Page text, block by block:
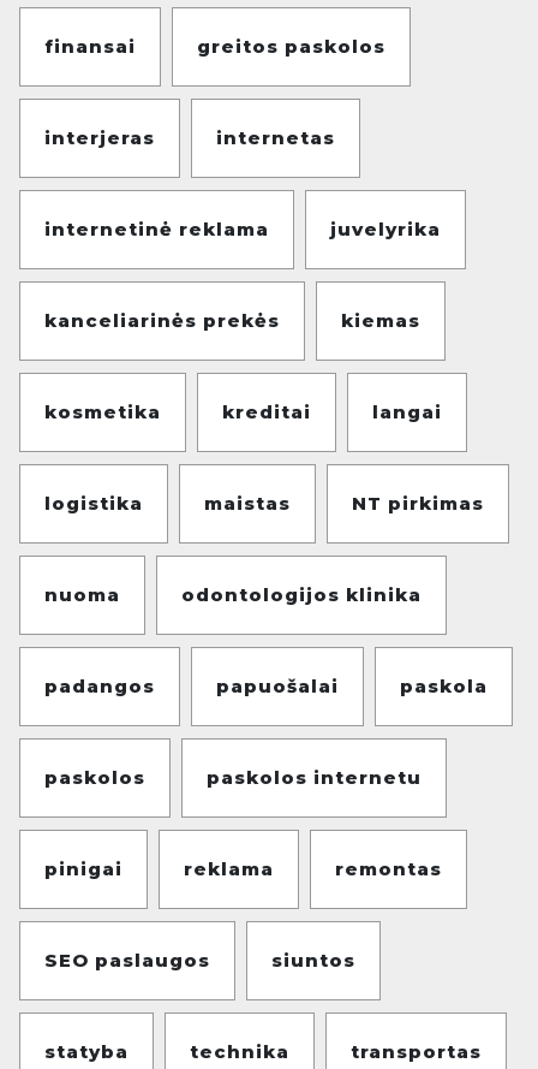
finansai greitos paskolos
interjeras internetas
internetinė reklama juvelyrika
kanceliarinės prekės kiemas
kosmetika kreditai langai
logistika maistas NT pirkimas
nuoma odontologijos klinika
padangos papuošalai paskola
paskolos paskolos internetu
pinigai reklama remontas
SEO paslaugos siuntos
statyba technika transportas